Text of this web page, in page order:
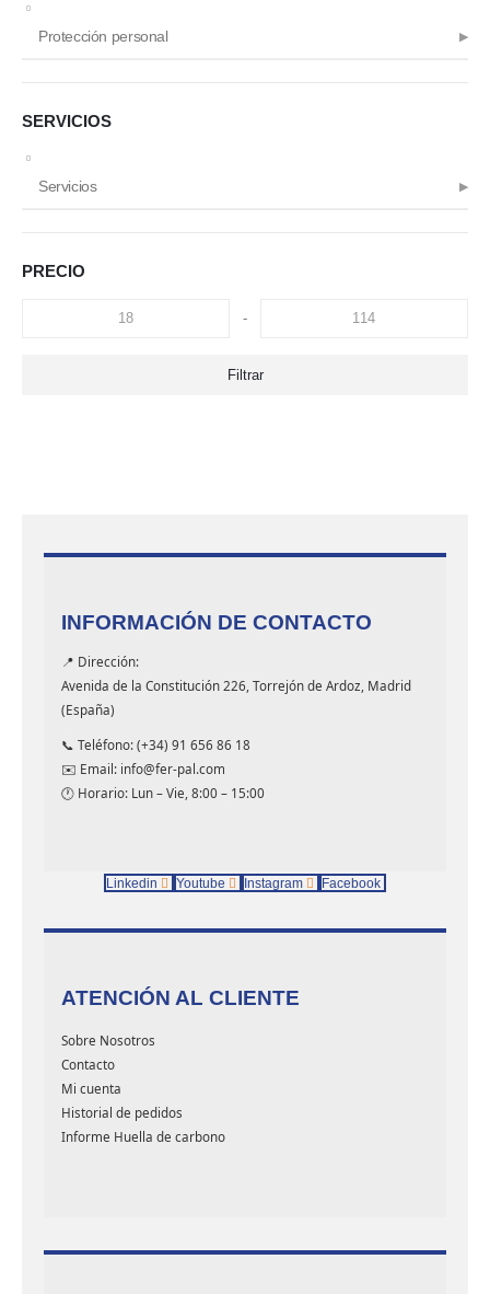
Protección personal
SERVICIOS
Servicios
PRECIO
-
Filtrar
INFORMACIÓN DE CONTACTO
📍 Dirección:
Avenida de la Constitución 226, Torrejón de Ardoz, Madrid
(España)
📞 Teléfono: (+34) 91 656 86 18
✉️ Email: info@fer-pal.com
🕐 Horario: Lun – Vie, 8:00 – 15:00
Linkedin Youtube Instagram Facebook
ATENCIÓN AL CLIENTE
Sobre Nosotros
Contacto
Mi cuenta
Historial de pedidos
Informe Huella de carbono